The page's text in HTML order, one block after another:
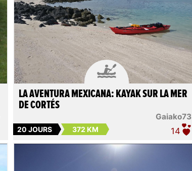

Gaiako73
LA AVENTURA MEXICANA: KAYAK SUR LA MER
DE CORTÉS
20 JOURS 372 KM 14